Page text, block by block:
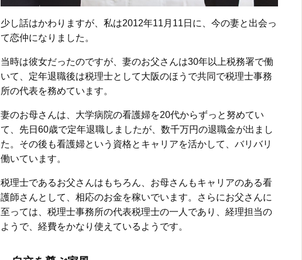
少し話はかわりますが、私は2012年11月11日に、今の妻と出会っ
て恋仲になりました。
当時は彼女だったのですが、妻のお父さんは30年以上税務署で働
いて、定年退職後は税理士として大阪のほうで共同で税理士事務
所の代表を務めています。
妻のお母さんは、大学病院の看護婦を20代からずっと努めてい
て、先日60歳で定年退職しましたが、数千万円の退職金が出まし
た。その後も看護婦という資格とキャリアを活かして、バリバリ
働いています。
税理士であるお父さんはもちろん、お母さんもキャリアのある看
護師さんとして、相応のお金を稼いでいます。さらにお父さんに
至っては、税理士事務所の代表税理士の一人であり、経理担当の
ようで、経費をかなり使えているようです。